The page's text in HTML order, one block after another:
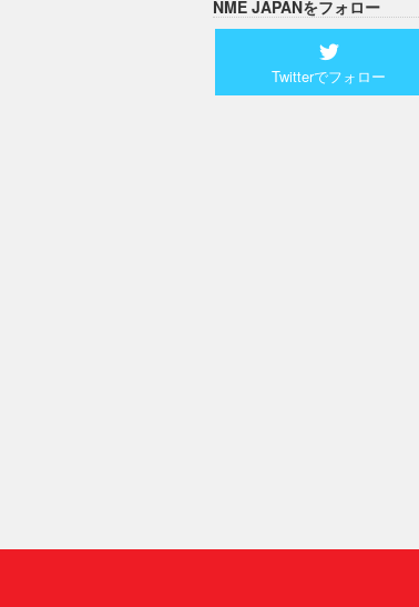
NME JAPANをフォロー
Twitterでフォロー